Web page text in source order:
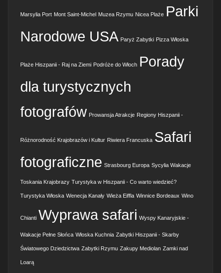
Marsylia Port Mont Saint-Michel Muzea Rzymu Nicea Plaże Parki
Narodowe USA Paryż Zabytki Pizza Włoska
Plaże Hiszpanii - Raj na Ziemi Podróże do Włoch Porady
dla turystycznych
fotografów Prowansja Atrakcje Regiony Hiszpanii -
Różnorodność Krajobrazów i Kultur Riwiera Francuska Safari
fotograficzne Strasbourg Europa Sycylia Wakacje
Toskania Krajobrazy Turystyka w Hiszpanii - Co warto wiedzieć?
Turystyka Włoska Wenecja Kanały Wieża Eiffla Winnice Bordeaux Wino
Chianti Wyprawa safari Wyspy Kanaryjskie -
Wakacje Pełne Słońca Włoska Kuchnia Zabytki Hiszpanii - Skarby
Światowego Dziedzictwa Zabytki Rzymu Zakupy Mediolan Zamki nad
Loarą